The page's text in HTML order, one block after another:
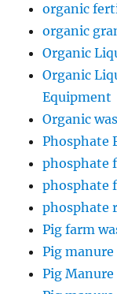
organic
organic
Organic
Organic
Equipment
Organic
Phosphate
phosphate
phosphate
phosphate
Pig farm
Pig
Pig